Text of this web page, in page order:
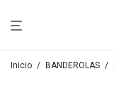
Inicio / BANDEROLAS /